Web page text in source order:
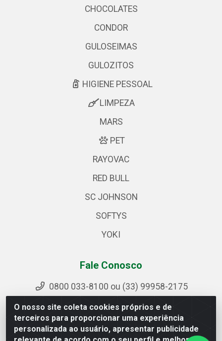
O nosso site coleta cookies próprios e de
terceiros para proporcionar uma experiência
personalizada ao usuário, apresentar publicidade
CHOCOLATES
CONDOR
GULOSEIMAS
GULOZITOS
HIGIENE PESSOAL
LIMPEZA
MARS
PET
RAYOVAC
RED BULL
SC JOHNSON
SOFTYS
YOKI
Fale Conosco
0800 033-8100 ou (33) 99958-2175
sac@ipirangamg.com.br
Acompanhe nossas publicações